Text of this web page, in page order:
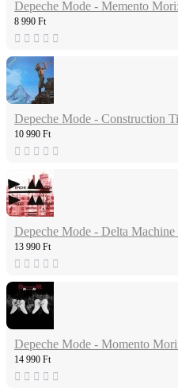
Depeche Mode - Memento
8 990 Ft
Depeche Mode - Construction
10 990 Ft
Depeche Mode - Delta
13 990 Ft
Depeche Mode - Momento
14 990 Ft